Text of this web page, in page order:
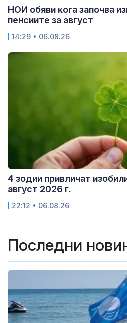
НОИ обяви кога започва
пенсиите за август
14:29 • 06.08.26
4 зодии привличат
август 2026 г.
22:12 • 06.08.26
Последни